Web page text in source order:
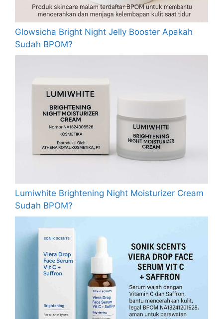
Glowsicha Bright Night Jelly Booster Apakah
Sudah BPOM?
Lumiwhite Brightening Night Moisturizer Cream
Sudah BPOM?